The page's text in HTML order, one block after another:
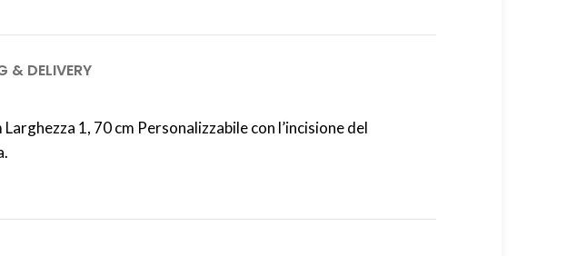
& DELIVERY
1, 70 cm Personalizzabile con l’incisione del